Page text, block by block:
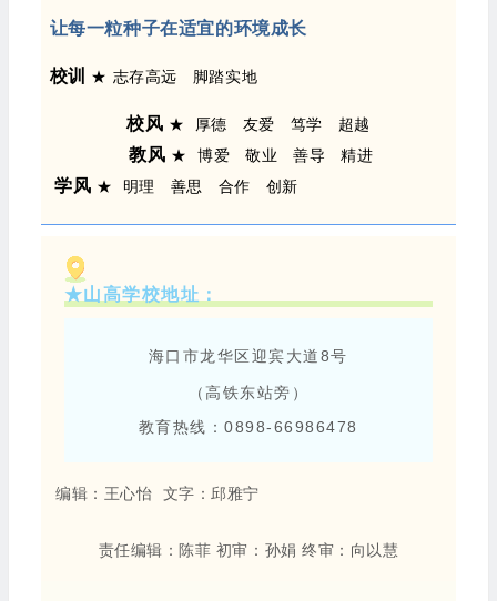
让每一粒种子在适宜的环境成长
校训 ★ 志存高远 脚踏实地
校风 ★ 厚德 友爱 笃学 超越
教风 ★ 博爱 敬业 善导 精进
学风 ★ 明理 善思 合作 创新
★山高学校地址：
海口市龙华区迎宾大道8号
（高铁东站旁）
教育热线：0898-66986478
编辑：王心怡 文字：邱雅宁
责任编辑：陈菲 初审：孙娟 终审：向以慧